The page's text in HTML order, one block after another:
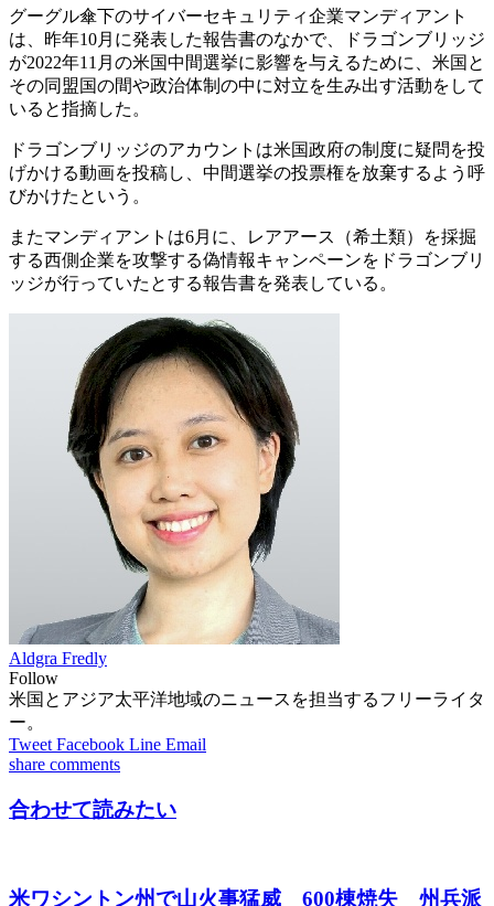
グーグル傘下のサイバーセキュリティ企業マンディアント
は、昨年10月に発表した報告書のなかで、ドラゴンブリッジ
が2022年11月の米国中間選挙に影響を与えるために、米国と
その同盟国の間や政治体制の中に対立を生み出す活動をして
いると指摘した。
ドラゴンブリッジのアカウントは米国政府の制度に疑問を投
げかける動画を投稿し、中間選挙の投票権を放棄するよう呼
びかけたという。
またマンディアントは6月に、レアアース（希土類）を採掘
する西側企業を攻撃する偽情報キャンペーンをドラゴンブリ
ッジが行っていたとする報告書を発表している。
Aldgra Fredly
Follow
米国とアジア太平洋地域のニュースを担当するフリーライタ
ー。
Tweet Facebook Line Email
share comments
合わせて読みたい
米ワシントン州で山火事猛威 600棟焼失 州兵派